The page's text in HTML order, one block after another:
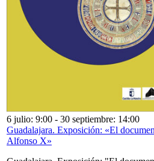
6 julio: 9:00 - 30 septiembre: 14:00
Guadalajara. Exposición: «El
Alfonso X»